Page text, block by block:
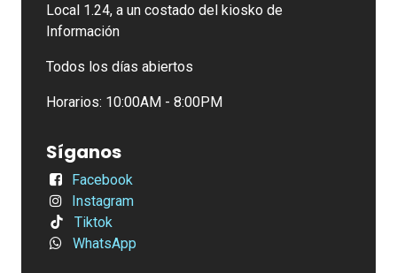
Local 1.24, a un costado del kiosko de
Información
Todos los días abiertos
Horarios: 10:00AM - 8:00PM
Síganos
Facebook
Instagram
Tiktok
WhatsApp